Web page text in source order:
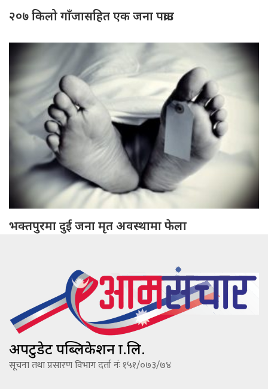
२०७ किलो गाँजासहित एक जना पक्राउ
भक्तपुरमा दुई जना मृत अवस्थामा फेला
अपटुडेट पब्लिकेशन प्रा.लि.
सूचना तथा प्रसारण विभाग दर्ता नंः १५१/०७३/७४